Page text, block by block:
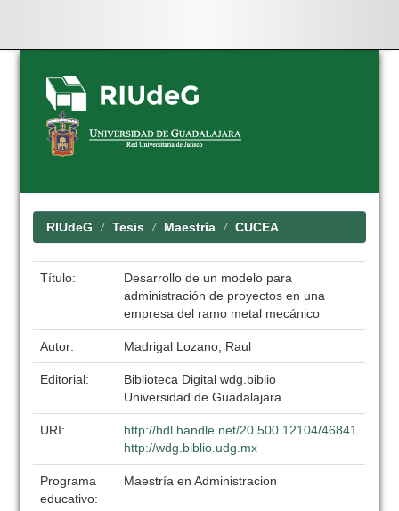
Skip
navigation
RIUdeG Tesis Maestría CUCEA
Título:
Desarrollo de un modelo para
administración de proyectos en una
empresa del ramo metal mecánico
Autor: Madrigal Lozano, Raul
Editorial:
Biblioteca Digital wdg.biblio
Universidad de Guadalajara
URI:
http://hdl.handle.net/20.500.12104/46841
http://wdg.biblio.udg.mx
Programa
educativo:
Maestría en Administracion